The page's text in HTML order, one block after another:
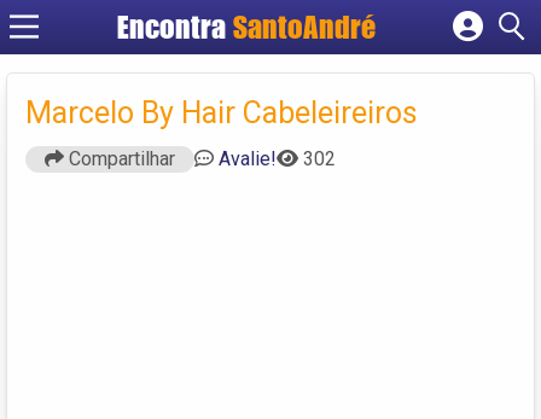
Encontra SantoAndré
Cadastrar empresa
Criar conta
Marcelo By Hair Cabeleireiros
Compartilhar Avalie! 302